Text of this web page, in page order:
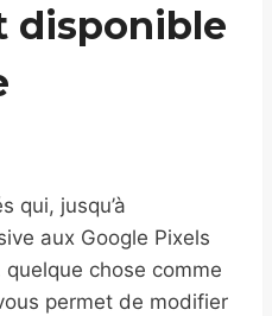
disponible
qui, jusqu’à
aux Google Pixels
chose comme
permet de modifier